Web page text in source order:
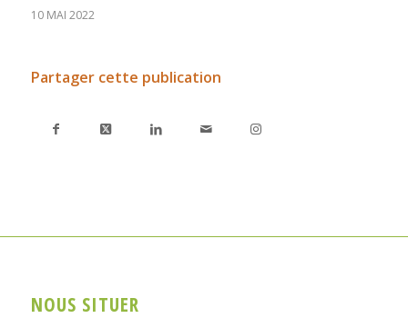
10 MAI 2022
Partager cette publication
NOUS SITUER